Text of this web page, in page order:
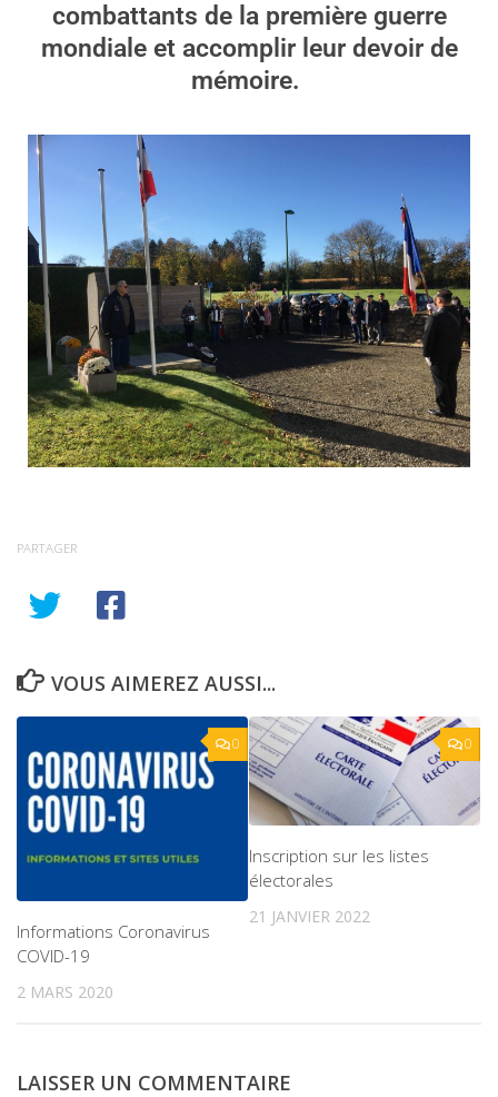
combattants de la première guerre
mondiale et accomplir leur devoir de
mémoire.
PARTAGER
VOUS AIMEREZ AUSSI...
0
Informations Coronavirus
COVID-19
2 MARS 2020
0
Inscription sur les listes
électorales
21 JANVIER 2022
LAISSER UN COMMENTAIRE